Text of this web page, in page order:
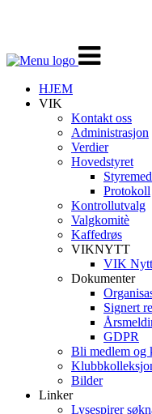
Veksle
navigasjon
HJEM
VIK
Kontakt oss
Administrasjon
Verdier
Hovedstyret
Protokoll
Kontrollutvalg
Valgkomitè
Kaffedrøs
VIKNYTT
VIK
Dokumenter
Signert
GDPR
Bli medlem og
Bilder
Linker
Lysespirer